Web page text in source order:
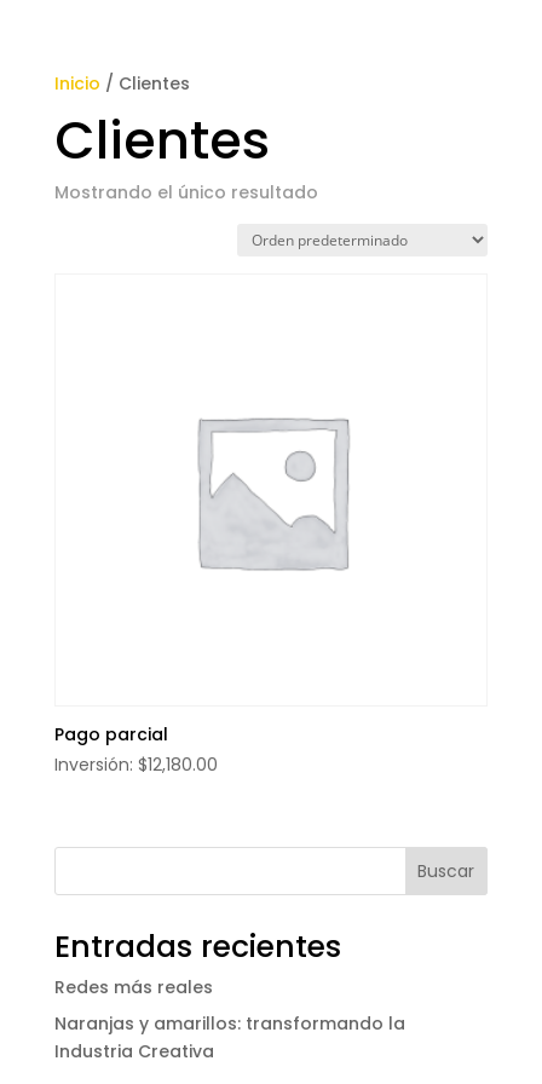
Inicio / Clientes
Clientes
Mostrando el único resultado
Pago parcial
$12,180.00
Entradas recientes
Redes más reales
Naranjas y amarillos: transformando la
Industria Creativa